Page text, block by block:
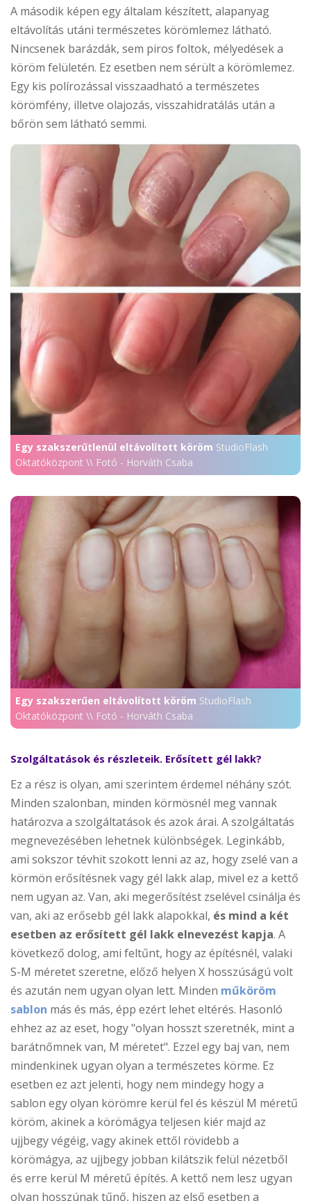
A második képen egy általam készített, alapanyag
eltávolítás utáni természetes körömlemez látható.
Nincsenek barázdák, sem piros foltok, mélyedések a
köröm felületén. Ez esetben nem sérült a körömlemez.
Egy kis polírozással visszaadható a természetes
körömfény, illetve olajozás, visszahidratálás után a
bőrön sem látható semmi.
Egy szakszerűtlenül eltávolított köröm StudioFlash
Oktatóközpont \\ Fotó - Horváth Csaba
Egy szakszerűen eltávolított köröm StudioFlash
Oktatóközpont \\ Fotó - Horváth Csaba
Szolgáltatások és részleteik. Erősített gél lakk?
Ez a rész is olyan, ami szerintem érdemel néhány szót.
Minden szalonban, minden körmösnél meg vannak
határozva a szolgáltatások és azok árai. A szolgáltatás
megnevezésében lehetnek különbségek. Leginkább,
ami sokszor tévhit szokott lenni az az, hogy zselé van a
körmön erősítésnek vagy gél lakk alap, mivel ez a kettő
nem ugyan az. Van, aki megerősítést zselével csinálja és
van, aki az erősebb gél lakk alapokkal, és mind a két
esetben az erősített gél lakk elnevezést kapja. A
következő dolog, ami feltűnt, hogy az építésnél, valaki
S-M méretet szeretne, előző helyen X hosszúságú volt
és azután nem ugyan olyan lett. Minden műköröm
sablon más és más, épp ezért lehet eltérés. Hasonló
ehhez az az eset, hogy "olyan hosszt szeretnék, mint a
barátnőmnek van, M méretet". Ezzel egy baj van, nem
mindenkinek ugyan olyan a természetes körme. Ez
esetben ez azt jelenti, hogy nem mindegy hogy a
sablon egy olyan körömre kerül fel és készül M méretű
köröm, akinek a körömágya teljesen kiér majd az
ujjbegy végéig, vagy akinek ettől rövidebb a
körömágya, az ujjbegy jobban kilátszik felül nézetből
és erre kerül M méretű építés. A kettő nem lesz ugyan
olyan hosszúnak tűnő, hiszen az első esetben a